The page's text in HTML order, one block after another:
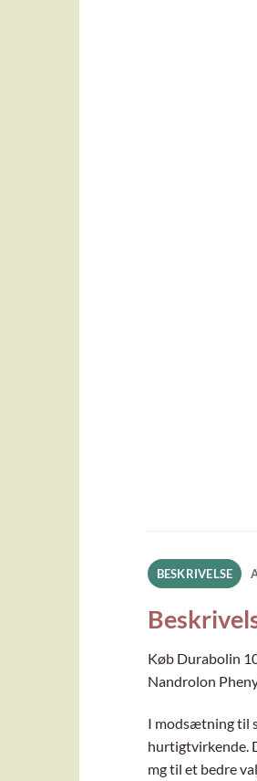
BESKRIVELSE
Køb Durabolin
Nandrolon
I modsætning til
hurtigtvirkende.
mg til et bedre